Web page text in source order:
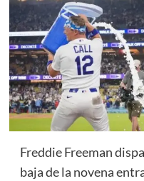
Freddie Freeman
baja de la novena